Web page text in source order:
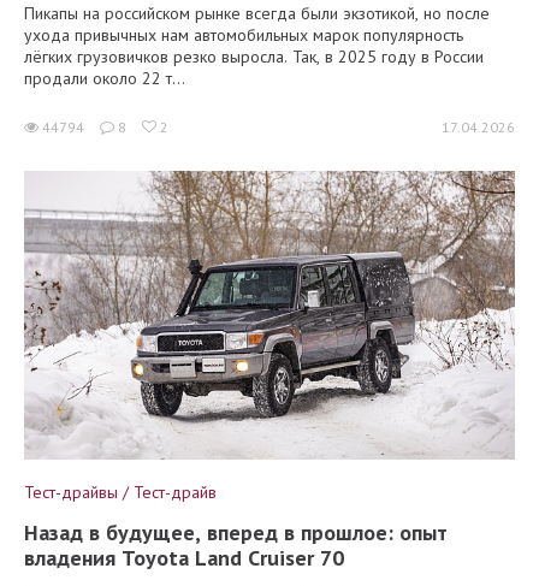
Пикапы на российском рынке всегда были экзотикой, но после
ухода привычных нам автомобильных марок популярность
лёгких грузовичков резко выросла. Так, в 2025 году в России
продали около 22 т...
44794 8 2 17.04.2026
Тест-драйвы / Тест-драйв
Назад в будущее, вперед в прошлое: опыт
владения Toyota Land Cruiser 70